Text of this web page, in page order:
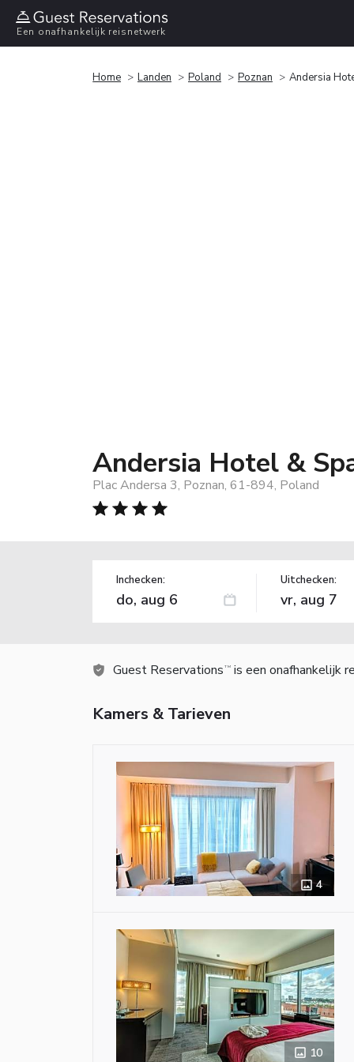
Een onafhankelijk reisnetwerk
Home Landen Poland Poznan Andersia
Andersia Hotel &
Plac Andersa 3, Poznan, 61-894, Poland
Inchecken: Uitchecken:
Guest Reservations TM is een onafhankelijk
Kamers & Tarieven
4
10